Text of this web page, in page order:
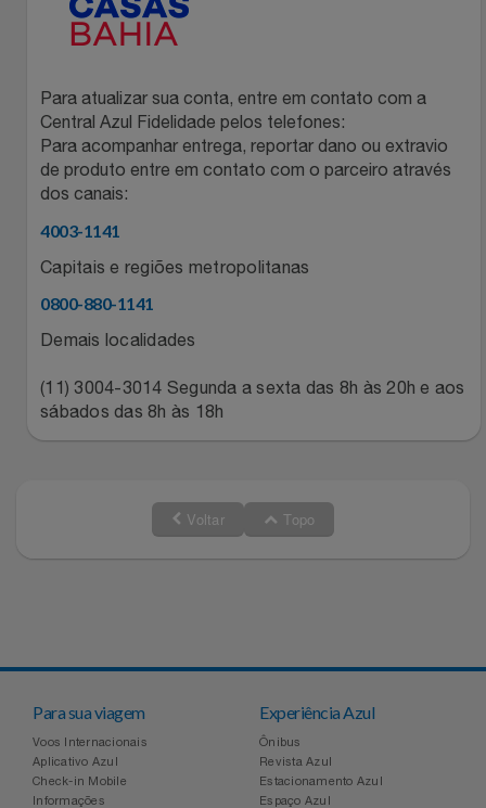
Relógios
Utilidades Industriais
Stanley Pmi
Top Store
Tramontina
Weconnect
Para atualizar sua conta, entre em contato com a
Central Azul Fidelidade pelos telefones:
Para acompanhar entrega, reportar dano ou extravio
de produto entre em contato com o parceiro através
dos canais:
4003-1141
Capitais e regiões metropolitanas
0800-880-1141
Demais localidades
(11) 3004-3014 Segunda a sexta das 8h às 20h e aos
sábados das 8h às 18h
Voltar Topo
Para sua viagem
Voos Internacionais
Aplicativo Azul
Check-in Mobile
Informações
Experiência Azul
Ônibus
Revista Azul
Estacionamento Azul
Espaço Azul